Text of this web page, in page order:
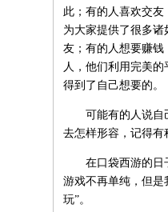
此；有的人喜欢交
为大家提供了很多
友；有的人想要赚
人，他们利用完美
得到了自己想要的。
可能有的人说自己
去怎样形容，记得有
在口袋西游的日子
游戏不再单纯，但是
玩”。